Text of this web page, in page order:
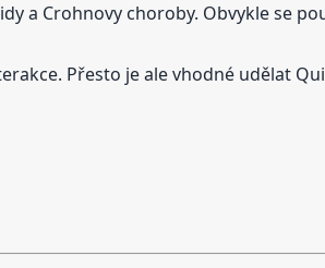
a Crohnovy choroby. Obvykle se
Přesto je ale vhodné udělat